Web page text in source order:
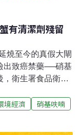
有清潔劑殘留
燒至今的真假大閘
出致癌禁藥──硝基
，衛生署食品衛生
腹中，而進口商則
關、台灣科技公
境經濟
硝基呋喃